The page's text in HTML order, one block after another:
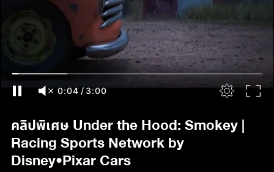
0:06 / 3:00
คลิปพิเศษ Under the Hood: Smokey |
Racing Sports Network by
Disney•Pixar Cars